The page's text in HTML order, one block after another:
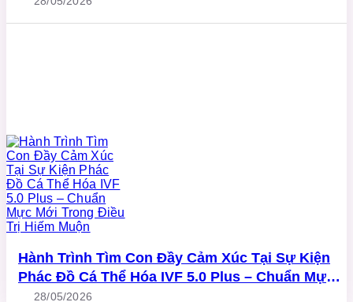
Hành Trình Tìm Con Đầy Cảm Xúc Tại Sự Kiện
Phác Đồ Cá Thể Hóa IVF 5.0 Plus – Chuẩn Mực
Mới Trong Điều Trị Hiếm Muộn
28/05/2026